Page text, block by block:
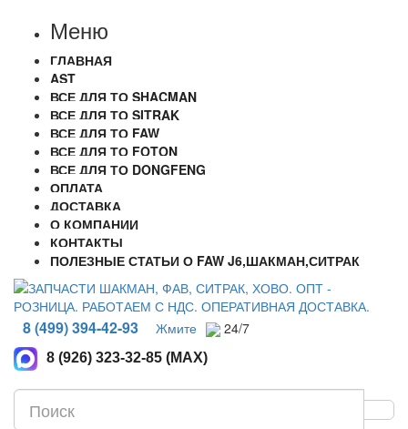
Меню
ГЛАВНАЯ
AST
ВСЕ ДЛЯ ТО SHACMAN
ВСЕ ДЛЯ ТО SITRAK
ВСЕ ДЛЯ ТО FAW
ВСЕ ДЛЯ ТО FOTON
ВСЕ ДЛЯ ТО DONGFENG
ОПЛАТА
ДОСТАВКА
О КОМПАНИИ
КОНТАКТЫ
ПОЛЕЗНЫЕ СТАТЬИ О FAW J6,ШАКМАН,СИТРАК
8 (499) 394-42-93 Жмите 24/7
8 (926) 323-32-85 (MAX)